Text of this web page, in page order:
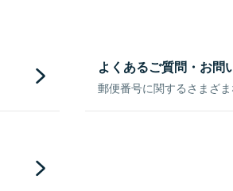
よくあるご質問・お問
郵便番号に関するさまざ